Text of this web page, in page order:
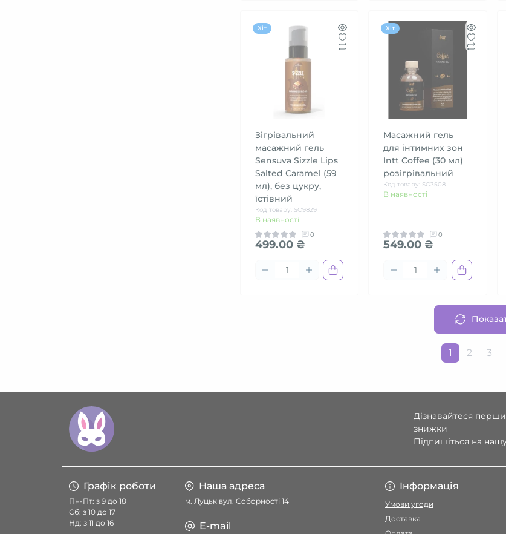
Хіт
Зігрівальний
масажний гель
Sensuva Sizzle Lips
Salted Caramel (59
мл), без цукру,
їстівний
Код товару: SO9829
В наявності
0
499.00 ₴
Хіт
Масажний гель
для інтимних зон
Intt Coffee (30 мл)
розігрівальний
Код товару: SO3508
В наявності
0
549.00 ₴
1 2 3
Дізнавайтеся
знижки
Підпишіться на
Умови
Графік роботи
Пн-Пт: з 9 до 18
Сб: з 10 до 17
Нд: з 11 до 16
Наша адреса
м. Луцьк вул. Соборності 14
E-mail
Інформація
Умови угоди
Доставка